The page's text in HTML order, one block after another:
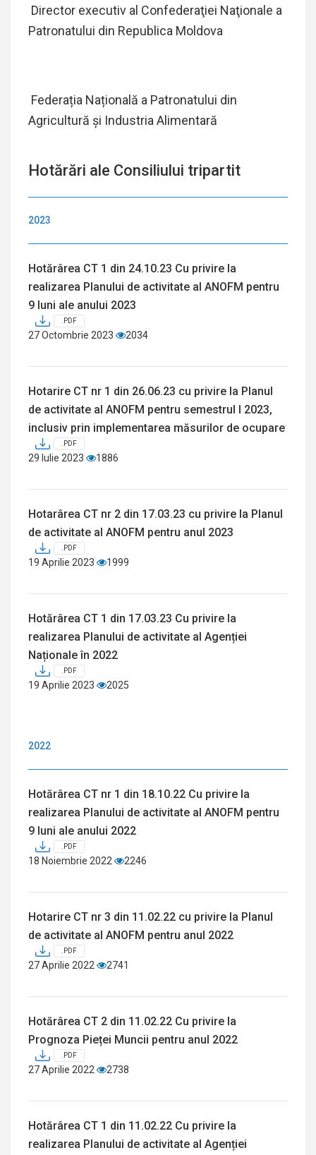
Director executiv al Confederaţiei Naţionale a
Patronatului din Republica Moldova
Federația Națională a Patronatului din
Agricultură și Industria Alimentară
Hotărări ale Consiliului tripartit
2023
Hotărârea CT 1 din 24.10.23 Cu privire la
realizarea Planului de activitate al ANOFM pentru
9 luni ale anului 2023
.PDF
27 Octombrie 2023 2034
Hotarire CT nr 1 din 26.06.23 cu privire la Planul
de activitate al ANOFM pentru semestrul I 2023,
inclusiv prin implementarea măsurilor de ocupare
.PDF
29 Iulie 2023 1886
Hotarârea CT nr 2 din 17.03.23 cu privire la Planul
de activitate al ANOFM pentru anul 2023
.PDF
19 Aprilie 2023 1999
Hotărârea CT 1 din 17.03.23 Cu privire la
realizarea Planului de activitate al Agenției
Naționale în 2022
.PDF
19 Aprilie 2023 2025
2022
Hotărârea CT nr 1 din 18.10.22 Cu privire la
realizarea Planului de activitate al ANOFM pentru
9 luni ale anului 2022
.PDF
18 Noiembrie 2022 2246
Hotarire CT nr 3 din 11.02.22 cu privire la Planul
de activitate al ANOFM pentru anul 2022
.PDF
27 Aprilie 2022 2741
Hotărârea CT 2 din 11.02.22 Cu privire la
Prognoza Pieței Muncii pentru anul 2022
.PDF
27 Aprilie 2022 2738
Hotărârea CT 1 din 11.02.22 Cu privire la
realizarea Planului de activitate al Agenției